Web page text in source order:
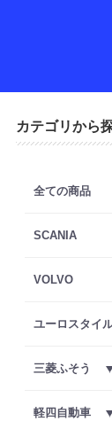
カテゴリから
全ての商品
SCANIA
VOLVO
ユーロスタ
三菱ふそう
軽四自動車